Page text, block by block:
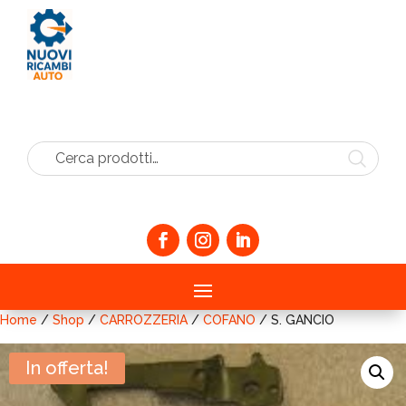
Cerca prodotti…
Home / Shop / CARROZZERIA/ COFANO / S. GANCIO
In offerta!